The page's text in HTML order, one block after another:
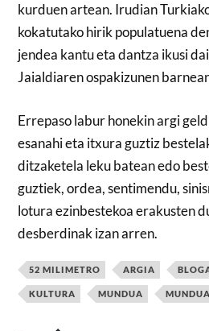
kurduen artean. Irudian
kokatutako hirik populatuena
jendea kantu eta dantza ikusi
Jaialdiaren ospakizunen
Errepaso labur honekin argi
esanahi eta itxura guztiz
ditzaketela leku batean edo
guztiek, ordea, sentimendu,
lotura ezinbestekoa erakusten
desberdinak izan arren.
52 MILIMETRO ARGIA
KULTURA MUNDUA